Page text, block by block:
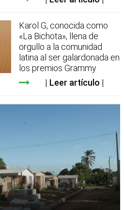
Karol G, conocida como
«La Bichota», llena de
orgullo a la comunidad
latina al ser galardonada en
los premios Grammy
Leer artículo